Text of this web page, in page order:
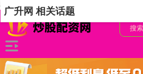
-->广升网 相关话题